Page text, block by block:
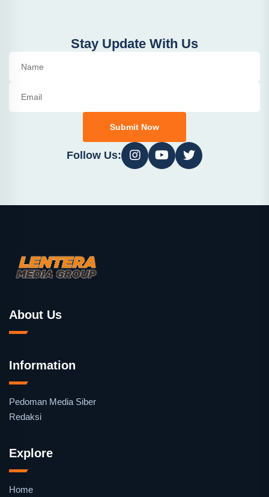
Stay Update With Us
Submit Now
Follow Us:
About Us
Information
Pedoman Media Siber
Redaksi
Explore
Home